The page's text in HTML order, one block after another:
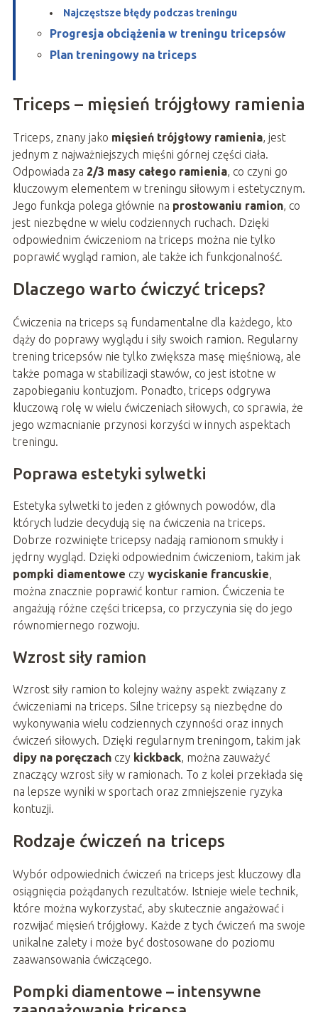
Najczęstsze błędy podczas treningu
Progresja obciążenia w treningu tricepsów
Plan treningowy na triceps
Triceps – mięsień trójgłowy ramienia
Triceps, znany jako mięsień trójgłowy ramienia, jest
jednym z najważniejszych mięśni górnej części ciała.
Odpowiada za 2/3 masy całego ramienia, co czyni go
kluczowym elementem w treningu siłowym i estetycznym.
Jego funkcja polega głównie na prostowaniu ramion, co
jest niezbędne w wielu codziennych ruchach. Dzięki
odpowiednim ćwiczeniom na triceps można nie tylko
poprawić wygląd ramion, ale także ich funkcjonalność.
Dlaczego warto ćwiczyć triceps?
Ćwiczenia na triceps są fundamentalne dla każdego, kto
dąży do poprawy wyglądu i siły swoich ramion. Regularny
trening tricepsów nie tylko zwiększa masę mięśniową, ale
także pomaga w stabilizacji stawów, co jest istotne w
zapobieganiu kontuzjom. Ponadto, triceps odgrywa
kluczową rolę w wielu ćwiczeniach siłowych, co sprawia, że
jego wzmacnianie przynosi korzyści w innych aspektach
treningu.
Poprawa estetyki sylwetki
Estetyka sylwetki to jeden z głównych powodów, dla
których ludzie decydują się na ćwiczenia na triceps.
Dobrze rozwinięte tricepsy nadają ramionom smukły i
jędrny wygląd. Dzięki odpowiednim ćwiczeniom, takim jak
pompki diamentowe czy wyciskanie francuskie,
można znacznie poprawić kontur ramion. Ćwiczenia te
angażują różne części tricepsa, co przyczynia się do jego
równomiernego rozwoju.
Wzrost siły ramion
Wzrost siły ramion to kolejny ważny aspekt związany z
ćwiczeniami na triceps. Silne tricepsy są niezbędne do
wykonywania wielu codziennych czynności oraz innych
ćwiczeń siłowych. Dzięki regularnym treningom, takim jak
dipy na poręczachczy kickback, można zauważyć
znaczący wzrost siły w ramionach. To z kolei przekłada się
na lepsze wyniki w sportach oraz zmniejszenie ryzyka
kontuzji.
Rodzaje ćwiczeń na triceps
Wybór odpowiednich ćwiczeń na triceps jest kluczowy dla
osiągnięcia pożądanych rezultatów. Istnieje wiele technik,
które można wykorzystać, aby skutecznie angażować i
rozwijać mięsień trójgłowy. Każde z tych ćwiczeń ma swoje
unikalne zalety i może być dostosowane do poziomu
zaawansowania ćwiczącego.
Pompki diamentowe – intensywne